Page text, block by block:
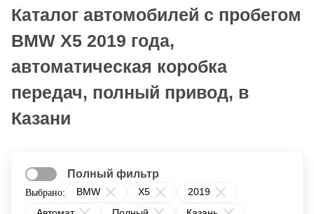
Каталог автомобилей с пробегом
BMW X5 2019 года,
автоматическая коробка
передач, полный привод, в
Казани
Выбрано: BMW X5
2019
Полный фильтр